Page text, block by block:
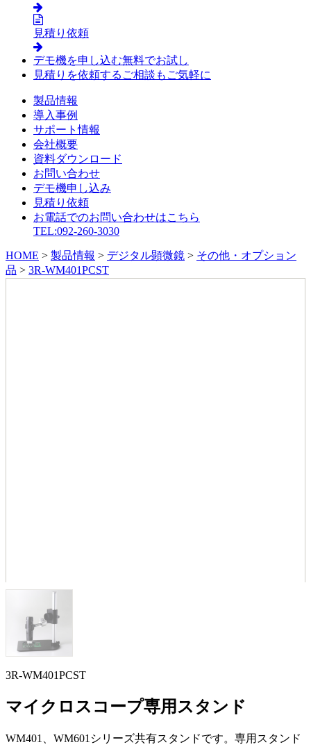
見積り依頼
デモ機を申し込む無料でお試し
見積りを依頼する ご相談もご気軽に
製品情報
導入事例
サポート情報
会社概要
資料ダウンロード
お問い合わせ
デモ機申し込み
見積り依頼
お電話でのお問い合わせはこちら
TEL:092-260-3030
HOME > 製品情報 > デジタル顕微鏡 > その他・オプション
品 > 3R-WM401PCST
3R-WM401PCST
マイクロスコープ専用スタンド
WM401、WM601シリーズ共有スタンドです。専用スタンド